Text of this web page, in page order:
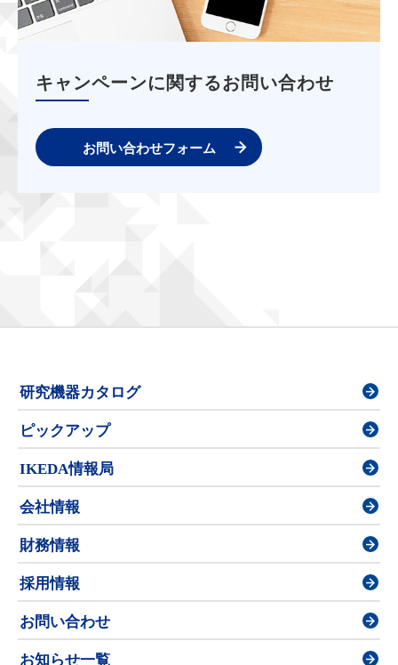
キャンペーンに関するお問い合わせ
お問い合わせフォーム
研究機器カタログ
ピックアップ
IKEDA情報局
会社情報
財務情報
採用情報
お問い合わせ
お知らせ一覧